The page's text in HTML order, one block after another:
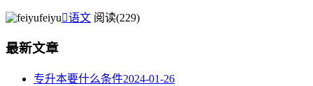
feiyu语文 阅读(229)
最新文章
专升本要什么条件2024-01-26